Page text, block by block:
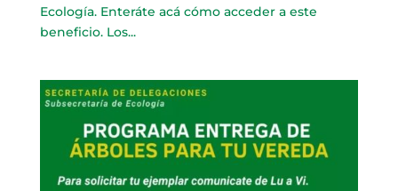
Ecología. Enteráte acá cómo acceder a este
beneficio. Los...